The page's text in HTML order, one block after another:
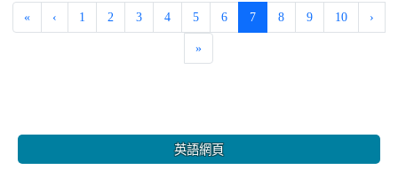
« ‹ 1 2 3 4 5 6 7(current)
8 9 10 ›
»
英語網頁